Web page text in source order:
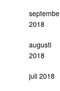
2018
augusti
2018
juli 2018